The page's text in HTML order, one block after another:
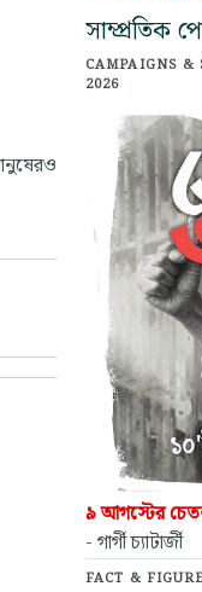
সাম্প্রতিক
CAMPAIGNS &
2026
৯ আগস্টের
- গার্গী চ্যাটার্জী
FACT &